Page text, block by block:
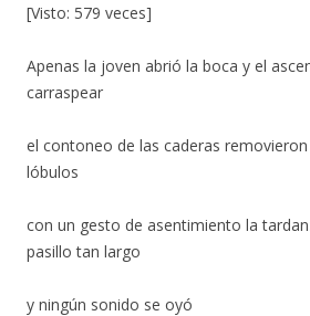
[Visto: 579 veces]
Apenas la joven abrió la boca y el
carraspear
el contoneo de las caderas
lóbulos
con un gesto de asentimiento la
pasillo tan largo
y ningún sonido se oyó